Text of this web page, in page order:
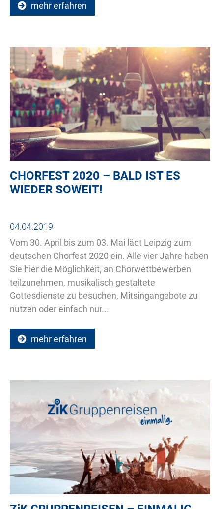
mehr erfahren
CHORFEST 2020 – BALD IST ES
WIEDER SOWEIT!
04.04.2019
Vom 30. April bis zum 03. Mai lädt Leipzig zum
deutschen Chorfest 2020 ein. Alle vier Jahre haben
Sie hier die Möglichkeit, an Chorwettbewerben
teilzunehmen, musikalisch gestaltete
Gottesdienste zu besuchen, Mitsingangebote zu
nutzen oder einfach nur...
mehr erfahren